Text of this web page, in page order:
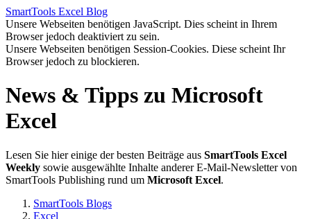
SmartTools Excel Blog
Unsere Webseiten benötigen JavaScript. Dies scheint in Ihrem
Browser jedoch deaktiviert zu sein.
Unsere Webseiten benötigen Session-Cookies. Diese scheint Ihr
Browser jedoch zu blockieren.
News & Tipps zu Microsoft
Excel
Lesen Sie hier einige der besten Beiträge aus SmartTools Excel
Weekly sowie ausgewählte Inhalte anderer E-Mail-Newsletter von
SmartTools Publishing rund um Microsoft Excel.
SmartTools Blogs
Excel